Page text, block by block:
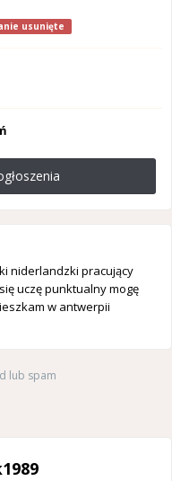
usunięte
niderlandzki pracujący
uczę punktualny mogę
w antwerpii
lub spam